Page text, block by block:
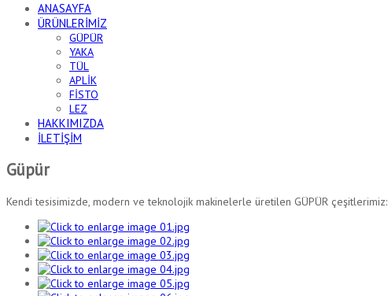
ANASAYFA
ÜRÜNLERİMİZ
GÜPÜR
YAKA
TÜL
APLİK
FİSTO
LEZ
HAKKIMIZDA
İLETİŞİM
Güpür
Kendi tesisimizde, modern ve teknolojik makinelerle üretilen GÜPÜR çeşitlerimiz: